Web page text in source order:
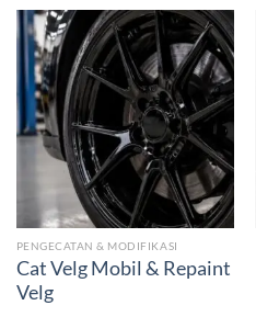
PENGECATAN & MODIFIKASI
Cat Velg Mobil & Repaint
Velg